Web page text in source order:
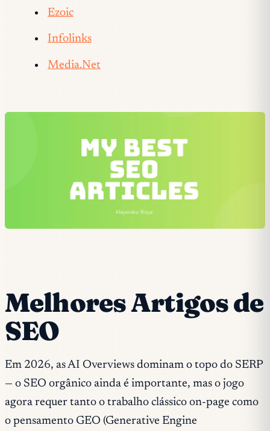
Ezoic
Infolinks
Media.Net
Melhores Artigos de
SEO
Em 2026, as AI Overviews dominam o topo do SERP
— o SEO orgânico ainda é importante, mas o jogo
agora requer tanto o trabalho clássico on-page como
o pensamento GEO (Generative Engine